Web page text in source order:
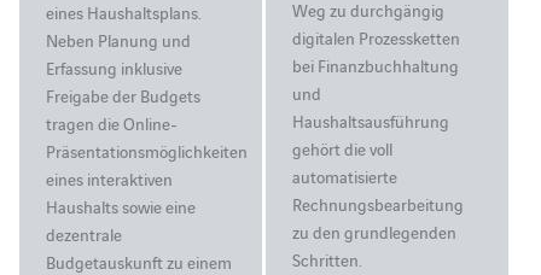
eines Haushaltsplans.
Neben Planung und
Erfassung inklusive
Freigabe der Budgets
tragen die Online-
Präsentationsmöglichkeiten
eines interaktiven
Haushalts sowie eine
dezentrale
Budgetauskunft zu einem
Weg zu durchgängig
digitalen Prozessketten
bei Finanzbuchhaltung
und
Haushaltsausführung
gehört die voll
automatisierte
Rechnungsbearbeitung
zu den grundlegenden
Schritten.